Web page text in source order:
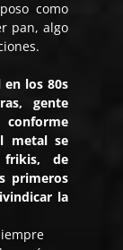
como
pan, algo
los 80s
gente
conforme
metal se
de
primeros
la